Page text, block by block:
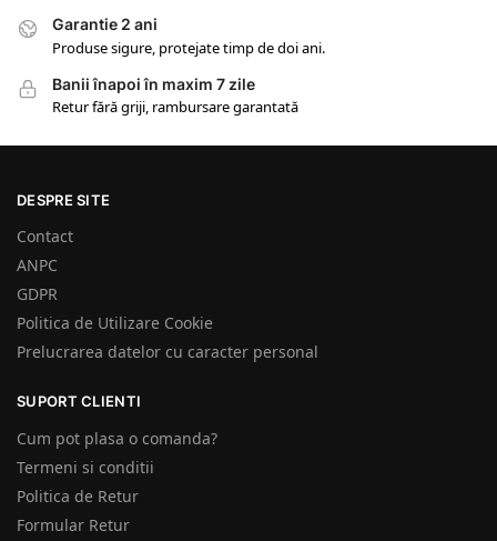
Garantie 2 ani
Produse sigure, protejate timp de doi ani.
Banii înapoi în maxim 7 zile
Retur fără griji, rambursare garantată
DESPRE SITE
Contact
ANPC
GDPR
Politica de Utilizare Cookie
Prelucrarea datelor cu caracter personal
SUPORT CLIENTI
Cum pot plasa o comanda?
Termeni si conditii
Politica de Retur
Formular Retur